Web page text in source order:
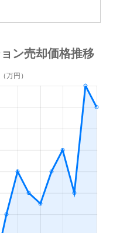
月寒中央
徒歩
月寒中央
徒歩
福住
福住
福住